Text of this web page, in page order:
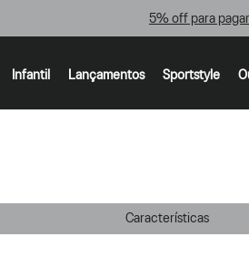
5% off para
Infantil Lançamentos Sportstyle
Características